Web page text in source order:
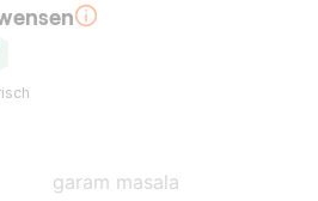
garam masala